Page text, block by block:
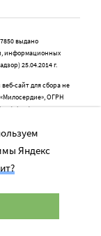
выдано
информационных
25.04.2014 г.
сайт для сбора не
ОГРН
(171)
Православной службы
Яндекс